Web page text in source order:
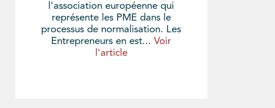
l'association européenne qui
représente les PME dans le
processus de normalisation. Les
Entrepreneurs en est...Voir
l'article